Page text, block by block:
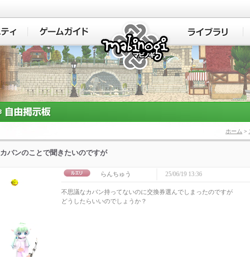
マビノギ
ホーム >
カバンのことで聞きたいのですが
らんちゅう 25/06/19 13:36
不思議なカバン持ってないのに交換券選んでしまったのですが
どうしたらいいのでしょうか？